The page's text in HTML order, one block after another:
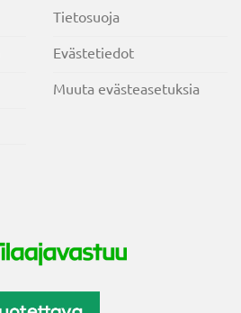
Tietosuoja
Evästetiedot
Muuta evästeasetuksia